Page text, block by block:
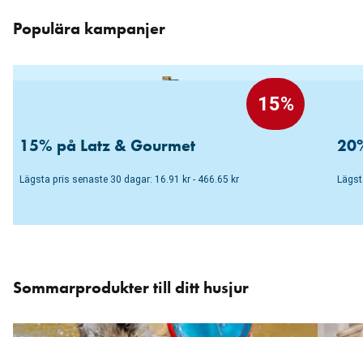
Populära kampanjer
över
karusellen
15%
15% på Latz & Gourmet
Lägsta pris senaste 30 dagar: 16.91 kr - 466.65 kr
Sommarprodukter till ditt husjur
över
karusellen